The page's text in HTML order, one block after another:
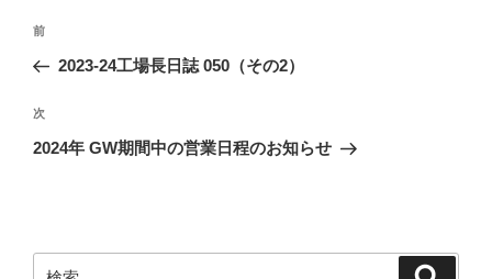
投
ナ
ビ
ゲ
ン
前
の
稿
前
2023-24工場長日誌 050（その2）
次
の
次
2024年 GW期間中の営業日程のお知らせ